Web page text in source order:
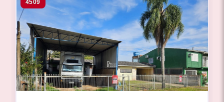
4509